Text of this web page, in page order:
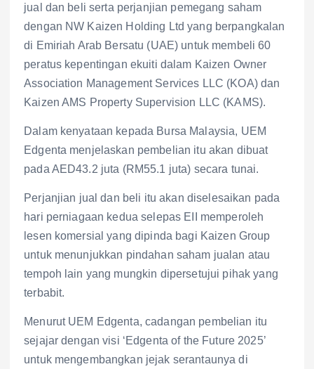
jual dan beli serta perjanjian pemegang saham
dengan NW Kaizen Holding Ltd yang berpangkalan
di Emiriah Arab Bersatu (UAE) untuk membeli 60
peratus kepentingan ekuiti dalam Kaizen Owner
Association Management Services LLC (KOA) dan
Kaizen AMS Property Supervision LLC (KAMS).
Dalam kenyataan kepada Bursa Malaysia, UEM
Edgenta menjelaskan pembelian itu akan dibuat
pada AED43.2 juta (RM55.1 juta) secara tunai.
Perjanjian jual dan beli itu akan diselesaikan pada
hari perniagaan kedua selepas EII memperoleh
lesen komersial yang dipinda bagi Kaizen Group
untuk menunjukkan pindahan saham jualan atau
tempoh lain yang mungkin dipersetujui pihak yang
terbabit.
Menurut UEM Edgenta, cadangan pembelian itu
sejajar dengan visi ‘Edgenta of the Future 2025’
untuk mengembangkan jejak serantaunya di